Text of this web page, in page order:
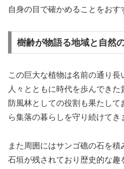
自身の目で確かめることをおす
樹齢が物語る地域と自然
この巨大な植物は名前の通り
人々とともに時代を歩んできた
防風林としての役割も果たし
ら集落の暮らしを守り続けてき
また周囲にはサンゴ礁の石を
石垣が残されており歴史的な趣